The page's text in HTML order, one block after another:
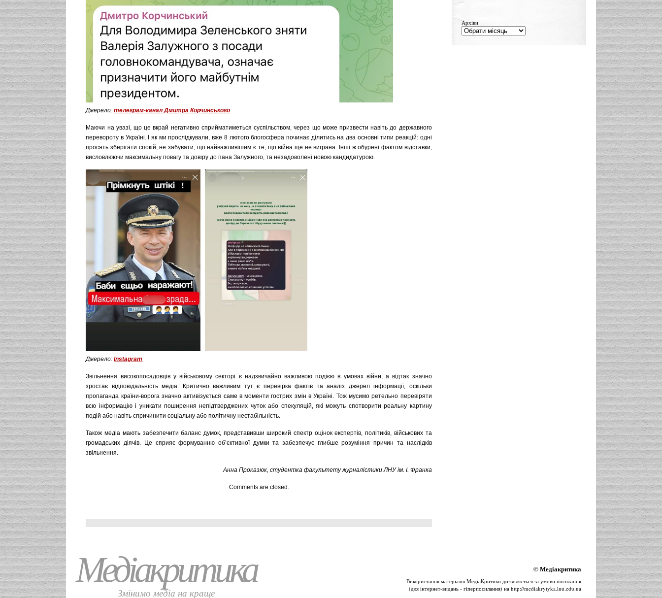
Джерело:телеграм-канал Дмитра Корчинського
Маючи на увазі, що це вкрай негативно сприйматиметься суспільством, через що може призвести навіть до державного
перевороту в Україні. І як ми прослідкували, вже 8 лютого блогосфера починає ділитись на два основні типи реакцій: одні
просять зберігати спокій, не забувати, що найважливішим є те, що війна ще не виграна. Інші ж обурені фактом відставки,
висловлюючи максимальну повагу та довіру до пана Залужного, та незадоволені новою кандидатурою.
Джерело:Instagram
Звільнення високопосадовців у військовому секторі є надзвичайно важливою подією в умовах війни, а відтак значно
зростає відповідальність медіа. Критично важливим тут є перевірка фактів та аналіз джерел інформації, оскільки
пропаганда країни-ворога значно активізується саме в моменти гострих змін в Україні. Тож мусимо ретельно перевіряти
всю інформацію і уникати поширення непідтверджених чуток або спекуляцій, які можуть спотворити реальну картину
подій або навіть спричинити соціальну або політичну нестабільність.
Також медіа мають забезпечити баланс думок, представивши широкий спектр оцінок експертів, політиків, військових та
громадських діячів. Це сприяє формуванню об’єктивної думки та забезпечує глибше розуміння причин та наслідків
звільнення.
Анна Проказюк, студентка факультету журналістики ЛНУ ім. І. Франка
Comments are closed.
Архіви
Медіакритика
Змінимо медіа на краще
©Медіакритика
Використання матерiалiв МедіаКритикидозволяється за умови посилання
(для iнтернет-видань - гiперпосилання) на http://mediakrytyka.lnu.edu.ua